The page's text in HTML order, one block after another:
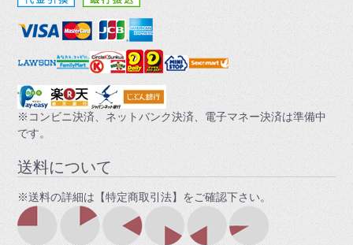
※コンビニ決済、ネットバンク決済、電子マネー決済は準備中
です。
送料について
※送料の詳細は【特定商取引法】をご確認下さい。